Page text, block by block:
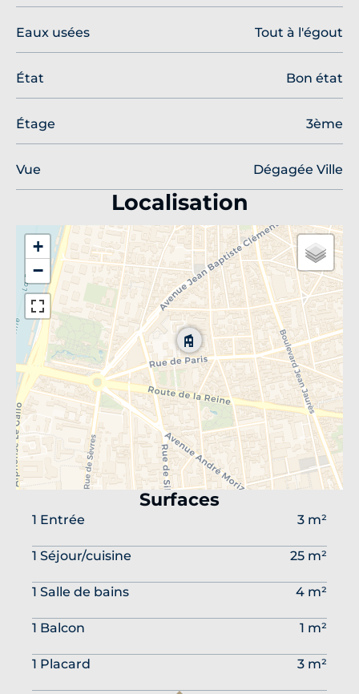
Eaux usées Tout à l'égout
État Bon état
Étage 3ème
Vue Dégagée Ville
Localisation
+
−
Surfaces
1 Entrée 3 m²
1 Séjour/cuisine 25 m²
1 Salle de bains 4 m²
1 Balcon 1 m²
1 Placard 3 m²